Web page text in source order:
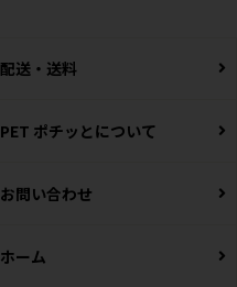
配送・送料
PET ポチッとについて
お問い合わせ
ホーム